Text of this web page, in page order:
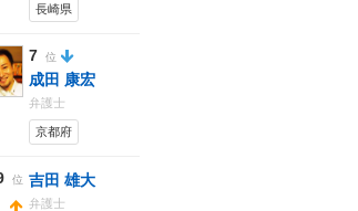
長崎県
7 位
成田 康宏
弁護士
京都府
位 吉田 雄大
弁護士